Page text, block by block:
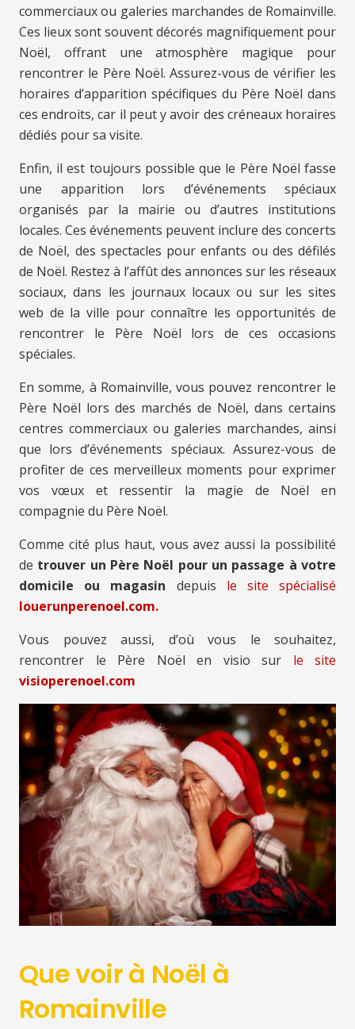
commerciaux ou galeries marchandes de Romainville.
Ces lieux sont souvent décorés magnifiquement pour
Noël, offrant une atmosphère magique pour
rencontrer le Père Noël. Assurez-vous de vérifier les
horaires d’apparition spécifiques du Père Noël dans
ces endroits, car il peut y avoir des créneaux horaires
dédiés pour sa visite.
Enfin, il est toujours possible que le Père Noël fasse
une apparition lors d’événements spéciaux
organisés par la mairie ou d’autres institutions
locales. Ces événements peuvent inclure des concerts
de Noël, des spectacles pour enfants ou des défilés
de Noël. Restez à l’affût des annonces sur les réseaux
sociaux, dans les journaux locaux ou sur les sites
web de la ville pour connaître les opportunités de
rencontrer le Père Noël lors de ces occasions
spéciales.
En somme, à Romainville, vous pouvez rencontrer le
Père Noël lors des marchés de Noël, dans certains
centres commerciaux ou galeries marchandes, ainsi
que lors d’événements spéciaux. Assurez-vous de
profiter de ces merveilleux moments pour exprimer
vos vœux et ressentir la magie de Noël en
compagnie du Père Noël.
Comme cité plus haut, vous avez aussi la possibilité
de trouver un Père Noël pour un passage à votre
domicile ou magasin depuis le site spécialisé
louerunperenoel.com.
Vous pouvez aussi, d’où vous le souhaitez,
rencontrer le Père Noël en visio sur le site
visioperenoel.com
Que voir à Noël à
Romainville